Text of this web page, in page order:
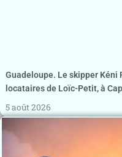
Guadeloupe. Le skipper Kéni
locataires de Loïc-Petit, à
5 août 2026